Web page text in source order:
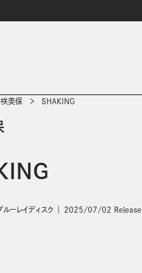
咲美保 SHAKING
ルーレイディスク 2025/07/02 Release